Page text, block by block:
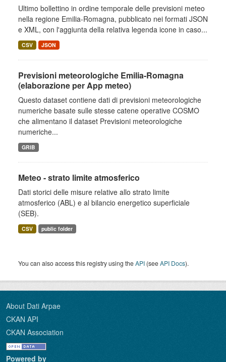
Ultimo bollettino in ordine temporale delle previsioni meteo
nella regione Emilia-Romagna, pubblicato nei formati JSON
e XML, con l'aggiunta della relativa legenda icone in caso...
CSV JSON
Previsioni meteorologiche Emilia-Romagna
(elaborazione per App meteo)
Questo dataset contiene dati di previsioni meteorologiche
numeriche basate sulle stesse catene operative COSMO
che alimentano il dataset Previsioni meteorologiche
numeriche...
GRIB
Meteo - strato limite atmosferico
Dati storici delle misure relative allo strato limite
atmosferico (ABL) e al bilancio energetico superficiale
(SEB).
CSV public folder
You can also access this registry using theAPI (seeAPI Docs).
About Dati Arpae
CKAN API
CKAN Association
Powered by